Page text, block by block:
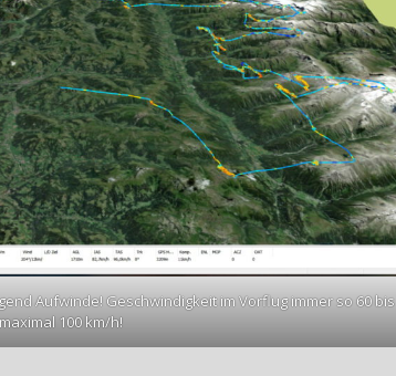
Aufwinde! Geschwindigkeit im Vorflug immer so 60 bis
maximal 100 km/h!